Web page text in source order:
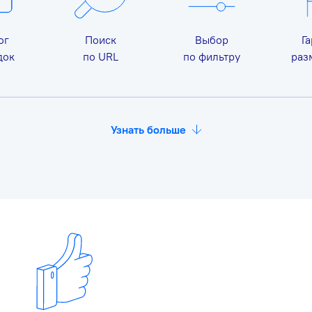
Поиск
по URL
Выбор
по фильтру
Узнать больше